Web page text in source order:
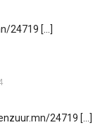
24719 […]
24719 […]